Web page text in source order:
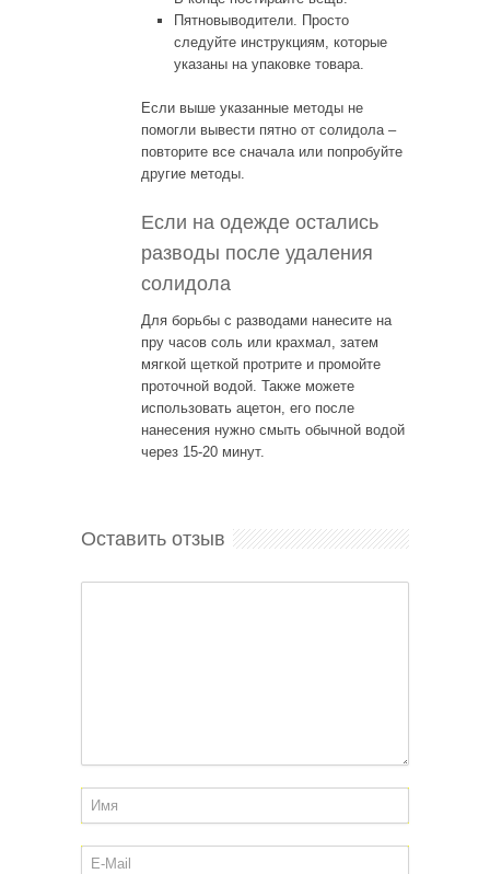
Пятновыводители. Просто
следуйте инструкциям, которые
указаны на упаковке товара.
Если выше указанные методы не
помогли вывести пятно от солидола –
повторите все сначала или попробуйте
другие методы.
Если на одежде остались
разводы после удаления
солидола
Для борьбы с разводами нанесите на
пру часов соль или крахмал, затем
мягкой щеткой протрите и промойте
проточной водой. Также можете
использовать ацетон, его после
нанесения нужно смыть обычной водой
через 15-20 минут.
Оставить отзыв